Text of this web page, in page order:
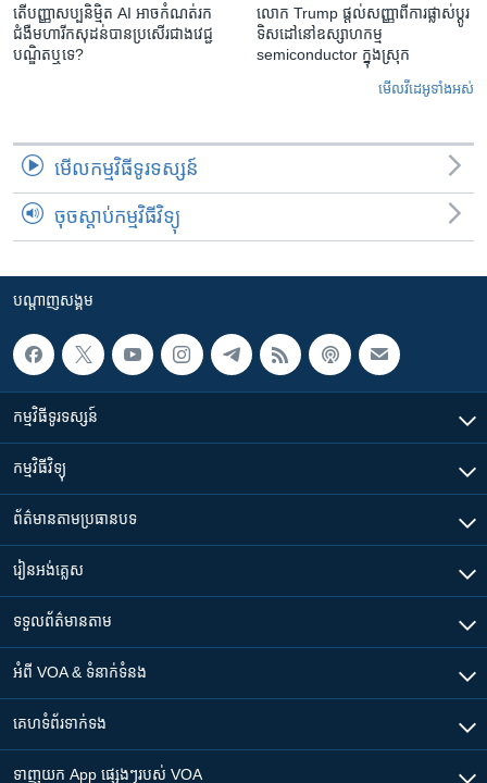
តើ​បញ្ញាសប្បនិម្មិត​ AI អាច​កំណត់​រក​
ជំងឺមហារីក​សុដន់​បាន​ប្រសើរ​ជាង​វេជ្ជ
បណ្ឌិត​ឬ​ទេ?
លោក Trump ផ្តល់សញ្ញាពីការផ្លាស់ប្តូរ
ទិសដៅនៅឧស្សាហកម្ម
semiconductor ក្នុងស្រុក
មើល​វីដេអូ​ទាំង​អស់
មើល​កម្មវិធី​ទូរទស្សន៍
ចុចស្តាប់កម្មវិធីវិទ្យុ
បណ្តាញ​សង្គម
កម្មវិធី​ទូរទស្សន៍
កម្មវិធី​វិទ្យុ
ព័ត៌មាន​តាមប្រធានបទ​
រៀន​​អង់គ្លេស
ទទួល​ព័ត៌មាន​តាម
អំពី​ VOA & ទំនាក់ទំនង
គេហទំព័រ​​ទាក់ទង
ទាញយក​ App ផ្សេងៗ​របស់​ VOA